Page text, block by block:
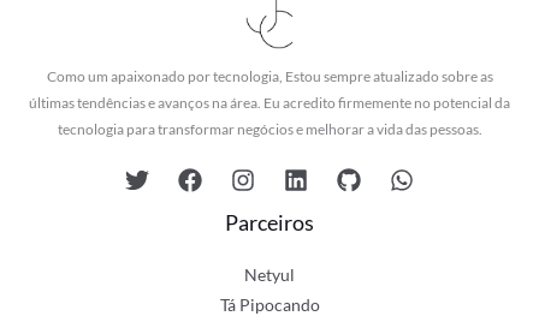
Como um apaixonado por tecnologia, Estou sempre atualizado sobre as
últimas tendências e avanços na área. Eu acredito firmemente no potencial da
tecnologia para transformar negócios e melhorar a vida das pessoas.
Parceiros
Netyul
Tá Pipocando